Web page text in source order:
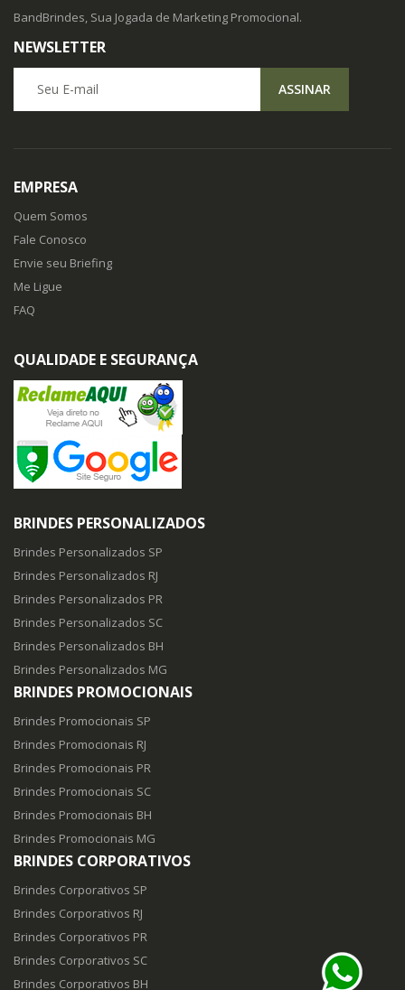
BandBrindes, Sua Jogada de Marketing Promocional.
NEWSLETTER
ASSINAR
EMPRESA
Quem Somos
Fale Conosco
Envie seu Briefing
Me Ligue
FAQ
QUALIDADE E SEGURANÇA
BRINDES PERSONALIZADOS
Brindes Personalizados SP
Brindes Personalizados RJ
Brindes Personalizados PR
Brindes Personalizados SC
Brindes Personalizados BH
Brindes Personalizados MG
BRINDES PROMOCIONAIS
Brindes Promocionais SP
Brindes Promocionais RJ
Brindes Promocionais PR
Brindes Promocionais SC
Brindes Promocionais BH
Brindes Promocionais MG
BRINDES CORPORATIVOS
Brindes Corporativos SP
Brindes Corporativos RJ
Brindes Corporativos PR
Brindes Corporativos SC
Brindes Corporativos BH